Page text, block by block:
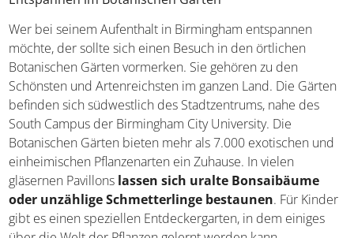
Wer bei seinem Aufenthalt in Birmingham entspannen
möchte, der sollte sich einen Besuch in den örtlichen
Botanischen Gärten vormerken. Sie gehören zu den
Schönsten und Artenreichsten im ganzen Land. Die
Gärten befinden sich südwestlich des Stadtzentrums,
nahe des South Campus der Birmingham City University.
Die Botanischen Gärten bieten mehr als 7.000 exotischen
und einheimischen Pflanzenarten ein Zuhause. In vielen
gläsernen Pavillonslassen sich uralte Bonsaibäume
oder unzählige Schmetterlinge bestaunen. Für
Kinder gibt es einen speziellen Entdeckergarten, in dem
einiges über die Welt der Pflanzen gelernt werden kann.